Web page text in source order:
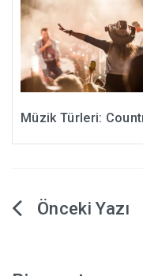
Müzik Türleri:
Yazı